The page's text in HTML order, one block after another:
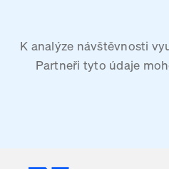
K analýze návštěvnosti
Partneři tyto údaje